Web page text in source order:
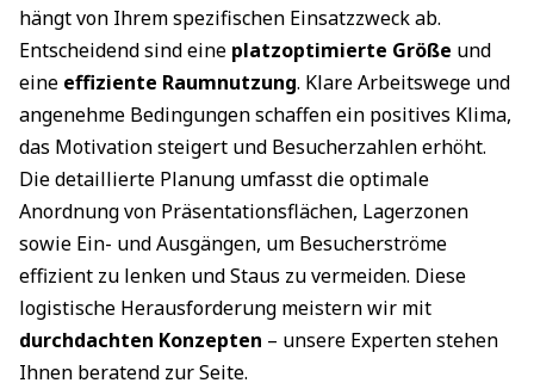
hängt von Ihrem spezifischen Einsatzzweck ab.
Entscheidend sind eine platzoptimierte Größe und
eine effiziente Raumnutzung. Klare Arbeitswege und
angenehme Bedingungen schaffen ein positives Klima,
das Motivation steigert und Besucherzahlen erhöht.
Die detaillierte Planung umfasst die optimale
Anordnung von Präsentationsflächen, Lagerzonen
sowie Ein- und Ausgängen, um Besucherströme
effizient zu lenken und Staus zu vermeiden. Diese
logistische Herausforderung meistern wir mit
durchdachten Konzepten – unsere Experten stehen
Ihnen beratend zur Seite.